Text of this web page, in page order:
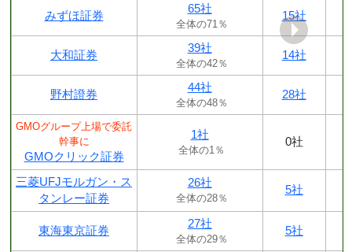
みずほ証券
65社
全体の71％
15社
大和証券
39社
全体の42％
14社
野村證券
44社
全体の48％
28社
GMOグループ上場で委託
幹事に
GMOクリック証券
1社
全体の1％
0社
三菱UFJモルガン・ス
タンレー証券
26社
全体の28％
5社
東海東京証券
27社
全体の29％
5社